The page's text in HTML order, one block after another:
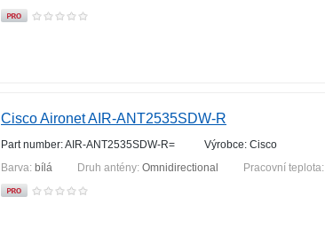
Cisco Aironet AIR-ANT2535SDW-R
Part number: AIR-ANT2535SDW-R=
Výrobce: Cisco
Barva: bílá Druh antény: Omnidirectional Pracovní teplota: